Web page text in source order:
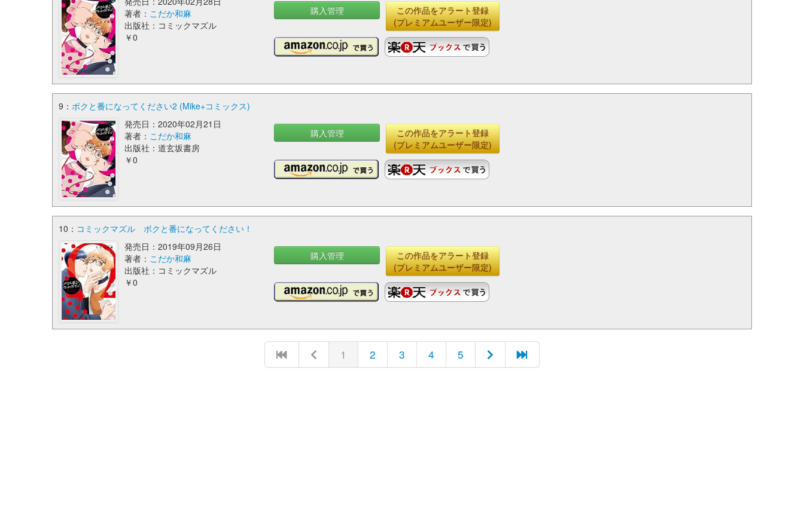
著者： こだか和麻
出版社：コミックマズル
￥0
購入管理
この作品をアラート登録
(プレミアムユーザー限定)
9： ボクと番になってください2 (Mike+コミックス)
発売日：2020年02月21日
著者： こだか和麻
出版社：道玄坂書房
￥0
購入管理
この作品をアラート登録
(プレミアムユーザー限定)
10： コミックマズル ボクと番になってください！
発売日：2019年09月26日
著者： こだか和麻
出版社：コミックマズル
￥0
購入管理
この作品をアラート登録
(プレミアムユーザー限定)
1 2 3 4 5